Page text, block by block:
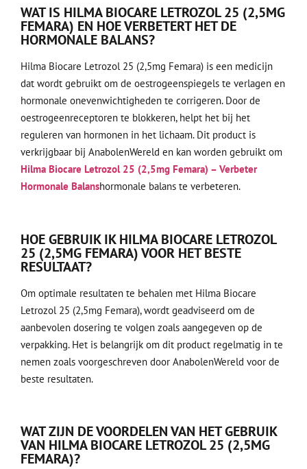
WAT IS HILMA BIOCARE LETROZOL 25 (2,5MG
FEMARA) EN HOE VERBETERT HET DE
HORMONALE BALANS?
Hilma Biocare Letrozol 25 (2,5mg Femara) is een medicijn
dat wordt gebruikt om de oestrogeenspiegels te verlagen en
hormonale onevenwichtigheden te corrigeren. Door de
oestrogeenreceptoren te blokkeren, helpt het bij het
reguleren van hormonen in het lichaam. Dit product is
verkrijgbaar bij AnabolenWereld en kan worden gebruikt om
Hilma Biocare Letrozol 25 (2,5mg Femara) – Verbeter
Hormonale Balanshormonale balans te verbeteren.
HOE GEBRUIK IK HILMA BIOCARE LETROZOL
25 (2,5MG FEMARA) VOOR HET BESTE
RESULTAAT?
Om optimale resultaten te behalen met Hilma Biocare
Letrozol 25 (2,5mg Femara), wordt geadviseerd om de
aanbevolen dosering te volgen zoals aangegeven op de
verpakking. Het is belangrijk om dit product regelmatig in te
nemen zoals voorgeschreven door AnabolenWereld voor de
beste resultaten.
WAT ZIJN DE VOORDELEN VAN HET GEBRUIK
VAN HILMA BIOCARE LETROZOL 25 (2,5MG
FEMARA)?